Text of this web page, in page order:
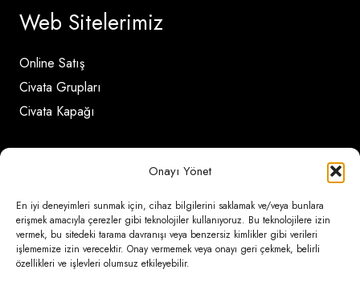
Onayı Yönet
En iyi deneyimleri sunmak için, cihaz bilgilerini saklamak ve/veya bunlara
erişmek amacıyla çerezler gibi teknolojiler kullanıyoruz. Bu teknolojilere izin
vermek, bu sitedeki tarama davranışı veya benzersiz kimlikler gibi verileri
işlememize izin verecektir. Onay vermemek veya onayı geri çekmek, belirli
özellikleri ve işlevleri olumsuz etkileyebilir.
Web Sitelerimiz
Online Satış
Civata Grupları
Civata Kapağı
İletişim Detayları
Ömerli Mahallesi Risalet Sokak No:6/A (Hadımköy)
– Arnavutköy / İstanbul
0850 346 6 772